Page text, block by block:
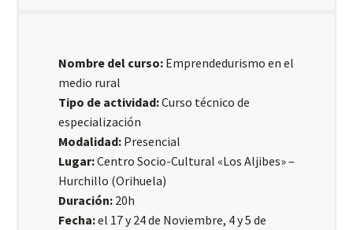
Nombre del curso: Emprendedurismo en el
medio rural
Tipo de actividad:Curso técnico de
especialización
Modalidad: Presencial
Lugar:Centro Socio-Cultural «Los Aljibes» –
Hurchillo (Orihuela)
Duración: 20h
Fecha:el 17 y 24 de Noviembre, 4 y 5 de